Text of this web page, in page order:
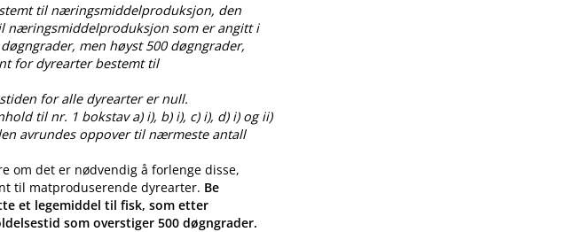
til næringsmiddelproduksjon, den
næringsmiddelproduksjon som er angitt i
men høyst 500 døgngrader,
for dyrearter bestemt til
for alle dyrearter er null.
til nr. 1 bokstav a) i), b) i), c) i), d) i) og ii)
avrundes oppover til nærmeste antall
om det er nødvendig å forlenge disse,
til matproduserende dyrearter. Be
et legemiddel til fisk, som etter
som overstiger 500 døgngrader.